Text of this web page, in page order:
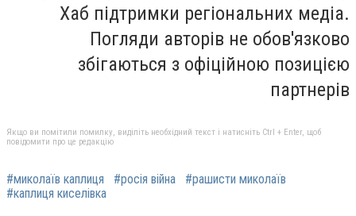
Хаб підтримки регіональних медіа.
Погляди авторів не обов'язково
збігаються з офіційною позицією
партнерів
Якщо ви помітили помилку, виділіть необхідний текст і натисніть Ctrl + Enter, щоб
повідомити про це редакцію
#миколаїв каплиця #росія війна
#рашисти миколаїв
#каплиця киселівка